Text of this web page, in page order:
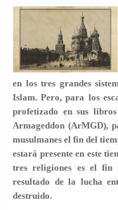
en los tres grandes
Islam. Pero, para los
profetizado en sus
Armageddon (ArMGD),
musulmanes el fin del
estará presente en este
tres religiones es el fin
resultado de la lucha
destruido.